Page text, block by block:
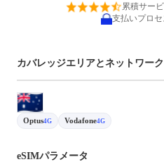
累積サー
支払いプロ
カバレッジエリアとネットワーク
Optus4G Vodafone4G
eSIMパラメータ